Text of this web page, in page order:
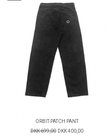
ORBIT PATCH PANT
DKK 699,00 DKK 400,00